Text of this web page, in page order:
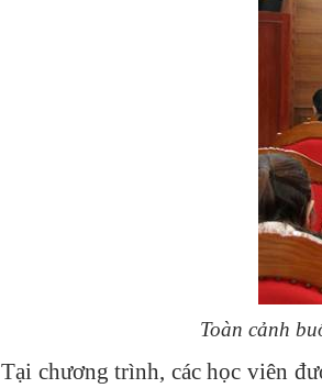
Toàn cảnh
Tại chương trình, các học viên